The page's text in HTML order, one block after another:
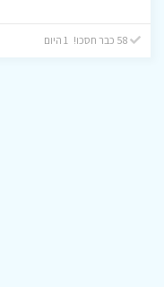
58 כבר חסכו! 1 היום